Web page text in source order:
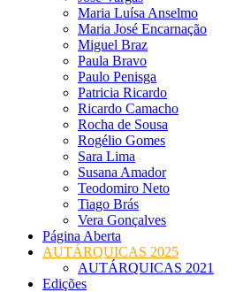
Maria Luísa Anselmo
Maria José Encarnação
Miguel Braz
Paula Bravo
Paulo Penisga
Patricia Ricardo
Ricardo Camacho
Rocha de Sousa
Rogélio Gomes
Sara Lima
Susana Amador
Teodomiro Neto
Tiago Brás
Vera Gonçalves
Página Aberta
AUTÁRQUICAS 2025
AUTÁRQUICAS 2021
Edições